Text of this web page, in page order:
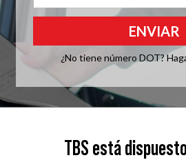
¿No tiene número DOT?
TBS está